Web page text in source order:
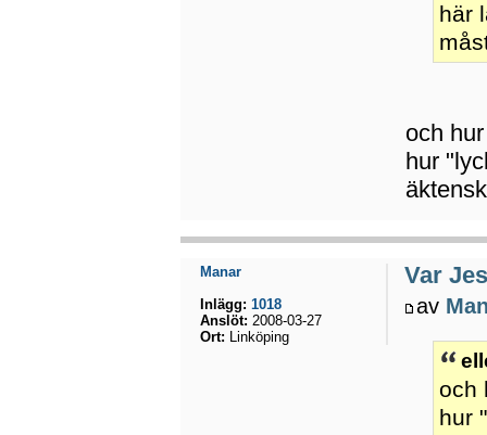
här
och
hur
Var
av
och
hur
Manar
Inlägg: 1018
Anslöt: 2008-03-27
Ort: Linköping